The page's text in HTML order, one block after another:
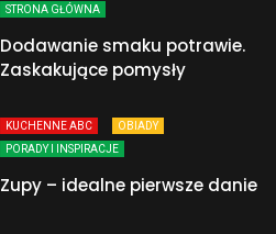
STRONA GŁÓWNA
Dodawanie smaku potrawie.
Zaskakujące pomysły
KUCHENNE ABC
OBIADY
PORADY I INSPIRACJE
Zupy – idealne pierwsze danie